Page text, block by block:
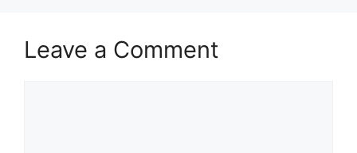
Leave a Comment